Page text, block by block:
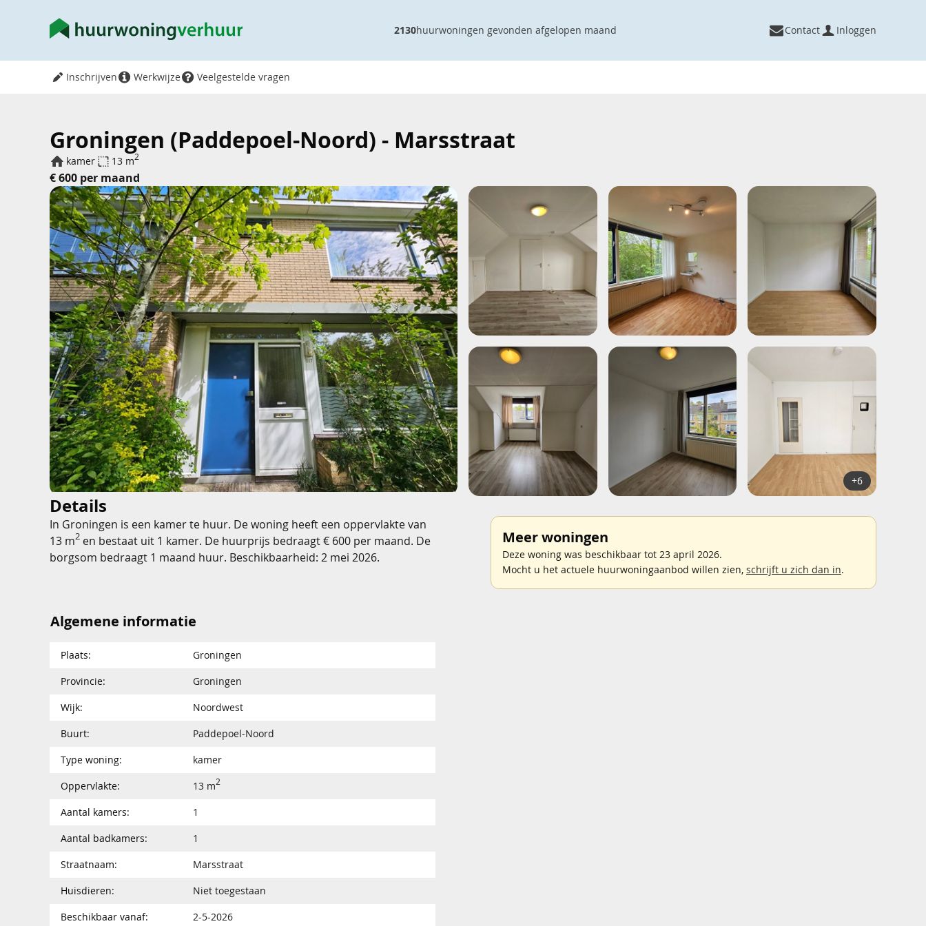
2130huurwoningen gevonden afgelopen maand Contact Inloggen
Inschrijven Werkwijze Veelgestelde vragen
Groningen (Paddepoel-Noord) - Marsstraat
kamer 13 m2
€ 600 per maand
+6
Details
In Groningen is een kamer te huur. De woning heeft een oppervlakte van
13 m2 en bestaat uit 1 kamer. De huurprijs bedraagt € 600 per maand. De
borgsom bedraagt 1 maand huur. Beschikbaarheid: 2 mei 2026.
Meer woningen
Deze woning was beschikbaar tot 23 april 2026.
Mocht u het actuele huurwoningaanbod willen zien, schrijft u zich dan in.
Algemene informatie
Plaats:
Groningen
Provincie:
Groningen
Wijk:
Noordwest
Buurt:
Paddepoel-Noord
Type woning:
kamer
Oppervlakte:
13 m2
Aantal kamers:
1
Aantal badkamers:
1
Straatnaam:
Marsstraat
Huisdieren:
Niet toegestaan
Beschikbaar vanaf:
2-5-2026